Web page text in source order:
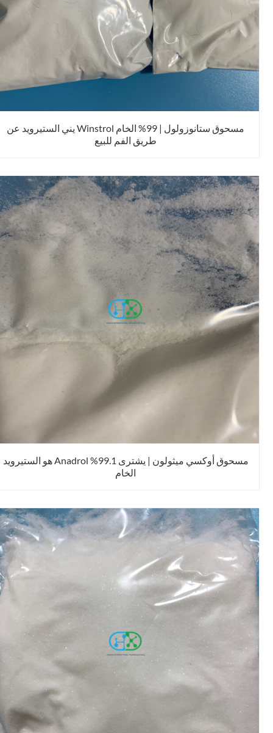
مسحوق ستانوزولول | 99% الخام Winstrol يني الستيرويد عن
طريق الفم للبيع
مسحوق أوكسي ميثولون | يشترى 99.1% Anadrol هو الستيرويد
الخام